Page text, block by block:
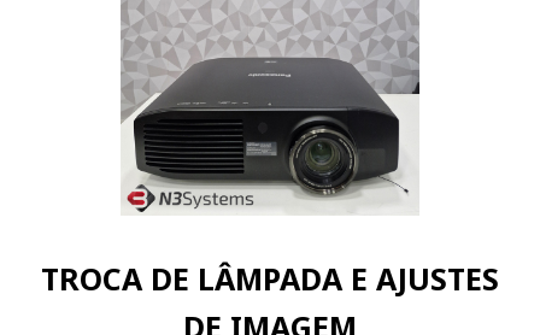
TROCA DE LÂMPADA E AJUSTES